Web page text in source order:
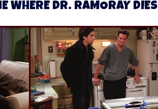
WHERE DR. RAMORAY DIES